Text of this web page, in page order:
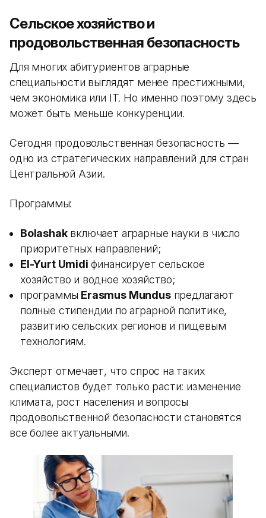
Сельское хозяйство и
продовольственная безопасность
Для многих абитуриентов аграрные
специальности выглядят менее престижными,
чем экономика или IT. Но именно поэтому здесь
может быть меньше конкуренции.
Сегодня продовольственная безопасность —
одно из стратегических направлений для стран
Центральной Азии.
Программы:
Bolashakвключает аграрные науки в число
приоритетных направлений;
El-Yurt Umidi финансирует сельское
хозяйство и водное хозяйство;
программы Erasmus Mundusпредлагают
полные стипендии по аграрной политике,
развитию сельских регионов и пищевым
технологиям.
Эксперт отмечает, что спрос на таких
специалистов будет только расти: изменение
климата, рост населения и вопросы
продовольственной безопасности становятся
все более актуальными.